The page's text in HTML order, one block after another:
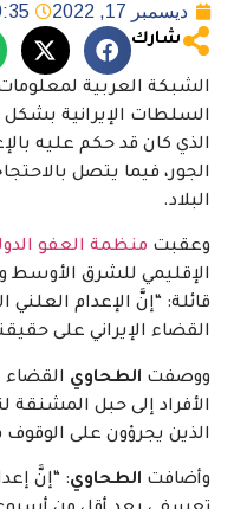
ديسمبر 17, 2022
شارك
الشبكة العربية
السلطات الإيرانية
الذي كان قد حكم عليه
الجور، فيما يتصل
البلاد.
وعقبت منظمة العفو
الإقليمي للشرق الأوسط
قائلة: “إنَّ الإعدام العلني
القضاء الإيراني على
ووصفت الطحاوي القضاء
الأفراد إلى حبل
الذين يجرؤون على
وأضافت الطحاوي: “إنَّ